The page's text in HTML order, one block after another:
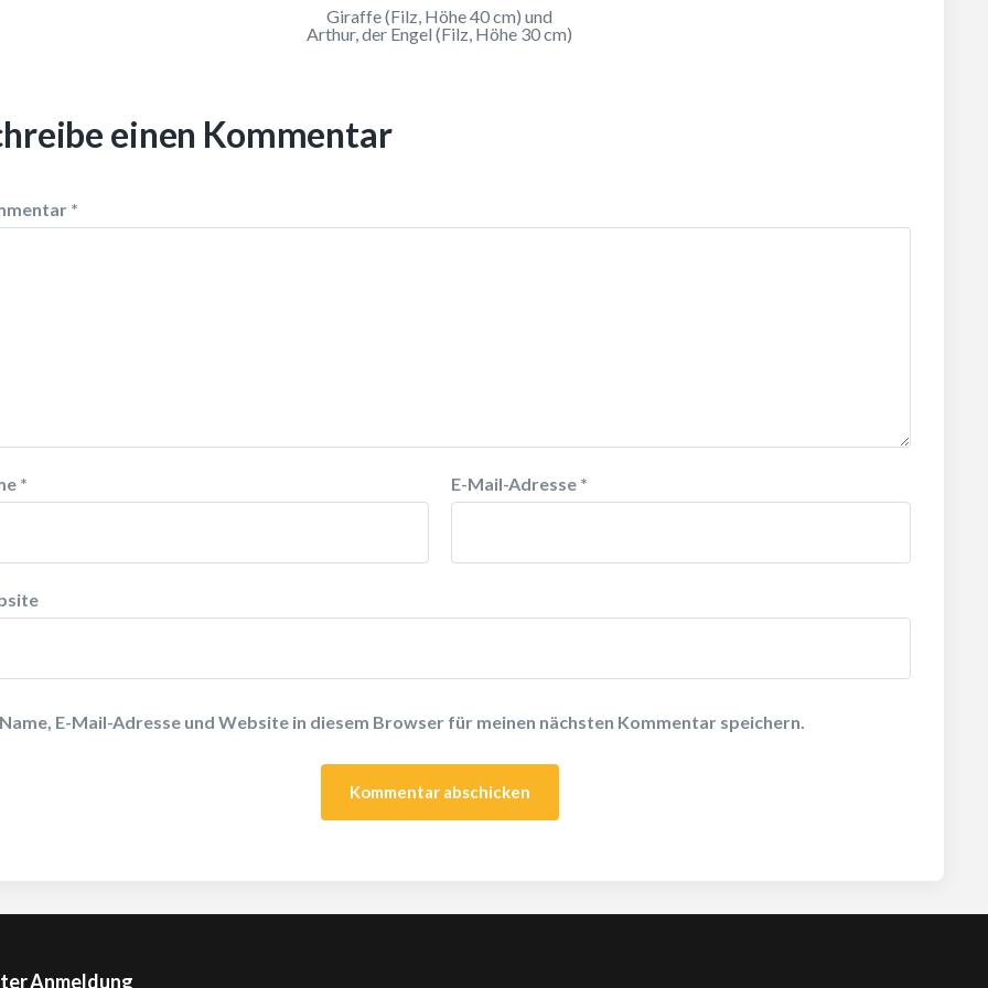
Giraffe (Filz, Höhe 40 cm) und
Arthur, der Engel (Filz, Höhe 30 cm)
einen Kommentar
*
* E-Mail-Adresse *
Name, E-Mail-Adresse und Website in diesem Browser für meinen nächsten Kommentar speichern.
Anmeldung